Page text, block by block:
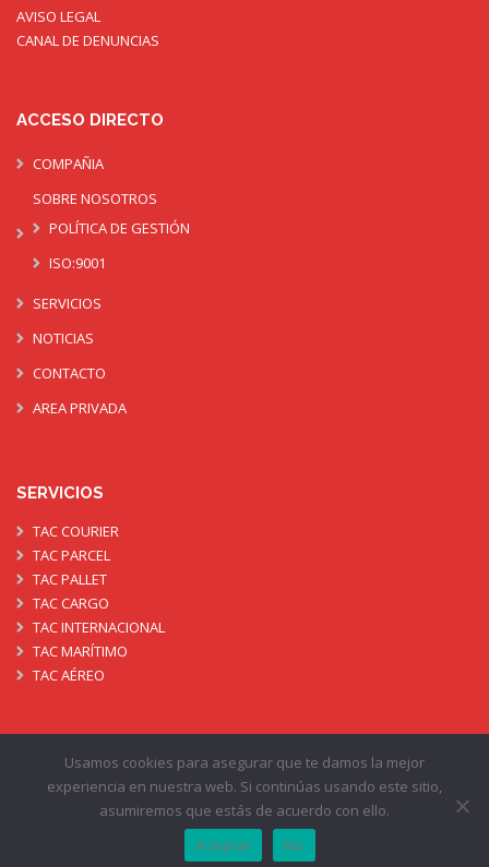
AVISO LEGAL
CANAL DE DENUNCIAS
ACCESO DIRECTO
COMPAÑIA
SOBRE NOSOTROS
POLÍTICA DE GESTIÓN
ISO:9001
SERVICIOS
NOTICIAS
CONTACTO
AREA PRIVADA
SERVICIOS
TAC COURIER
TAC PARCEL
TAC PALLET
TAC CARGO
TAC INTERNACIONAL
TAC MARÍTIMO
TAC AÉREO
TAC LOGISTICA SL 2025. TODOS LOS DERECHOS RESERVADOS.
DISEÑADO & DESARROLLADO POR COMUNICA-T.
Usamos cookies para asegurar que te damos la mejor
experiencia en nuestra web. Si continúas usando este sitio,
asumiremos que estás de acuerdo con ello.
Aceptar No